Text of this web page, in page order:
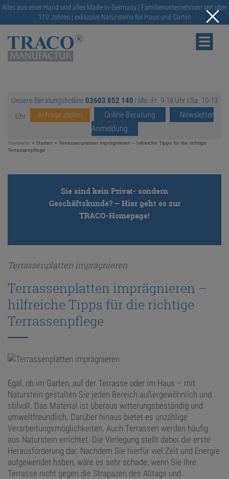
Alles aus einer Hand und alles Made-in-Germany | Familienunternehmen seit über
110 Jahren | exklusive Natursteine für Haus und Garten
NATURSTEINE
SERVICE
KONFIGURATOR
ONLINE-SHOP
Unsere Beratungshotline 03603 852 140 | Mo.-Fr. 9-18 Uhr | Sa. 10-13
Uhr
Anfrage stellen Online-Beratung
Newsletter
Anmeldung
Startseite » Garten » Terrassenplatten imprägnieren – hilfreiche Tipps für die richtige
Terrassenpflege
Sie sind kein Privat- sondern
Geschäftskunde? – Hier geht es zur
TRACO-Homepage!
Terrassenplatten imprägnieren
Terrassenplatten imprägnieren –
hilfreiche Tipps für die richtige
Terrassenpflege
Egal, ob im Garten, auf der Terrasse oder im Haus – mit
Naturstein gestalten Sie jeden Bereich außergewöhnlich und
stilvoll. Das Material ist überaus witterungsbeständig und
umweltfreundlich. Darüber hinaus bietet es unzählige
Verarbeitungsmöglichkeiten. Auch Terrassen werden häufig
aus Naturstein errichtet. Die Verlegung stellt dabei die erste
Herausforderung dar. Nachdem Sie hierfür viel Zeit und Energie
aufgewendet haben, wäre es sehr schade, wenn Sie Ihre
Terrasse nicht gegen die Strapazen des Alltags und